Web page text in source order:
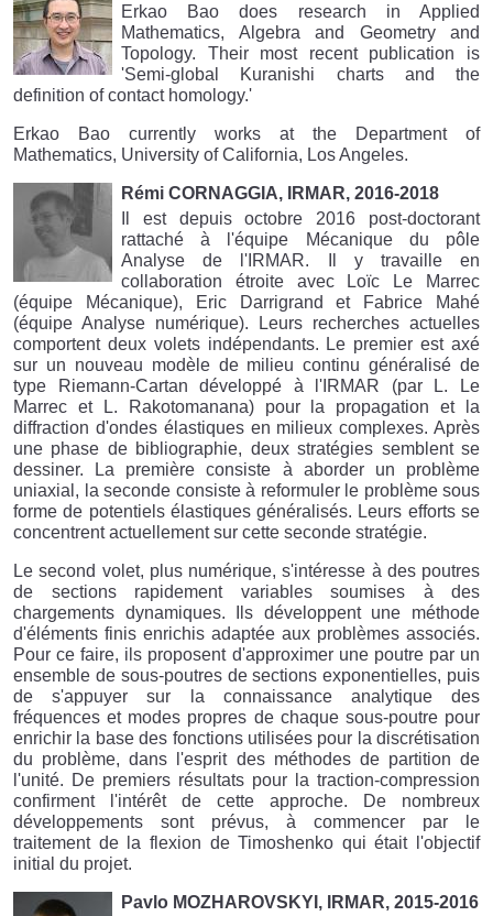
Erkao Bao does research in Applied
Mathematics, Algebra and Geometry and
Topology. Their most recent publication is
'Semi-global Kuranishi charts and the
definition of contact homology.'
Erkao Bao currently works at the Department of
Mathematics, University of California, Los Angeles.
Rémi CORNAGGIA, IRMAR, 2016-2018
Il est depuis octobre 2016 post-doctorant
rattaché à l'équipe Mécanique du pôle
Analyse de l'IRMAR. Il y travaille en
collaboration étroite avec Loïc Le Marrec
(équipe Mécanique), Eric Darrigrand et Fabrice Mahé
(équipe Analyse numérique). Leurs recherches actuelles
comportent deux volets indépendants. Le premier est axé
sur un nouveau modèle de milieu continu généralisé de
type Riemann-Cartan développé à l'IRMAR (par L. Le
Marrec et L. Rakotomanana) pour la propagation et la
diffraction d'ondes élastiques en milieux complexes. Après
une phase de bibliographie, deux stratégies semblent se
dessiner. La première consiste à aborder un problème
uniaxial, la seconde consiste à reformuler le problème sous
forme de potentiels élastiques généralisés. Leurs efforts se
concentrent actuellement sur cette seconde stratégie.
Le second volet, plus numérique, s'intéresse à des poutres
de sections rapidement variables soumises à des
chargements dynamiques. Ils développent une méthode
d'éléments finis enrichis adaptée aux problèmes associés.
Pour ce faire, ils proposent d'approximer une poutre par un
ensemble de sous-poutres de sections exponentielles, puis
de s'appuyer sur la connaissance analytique des
fréquences et modes propres de chaque sous-poutre pour
enrichir la base des fonctions utilisées pour la discrétisation
du problème, dans l'esprit des méthodes de partition de
l'unité. De premiers résultats pour la traction-compression
confirment l'intérêt de cette approche. De nombreux
développements sont prévus, à commencer par le
traitement de la flexion de Timoshenko qui était l'objectif
initial du projet.
Pavlo MOZHAROVSKYI, IRMAR, 2015-2016